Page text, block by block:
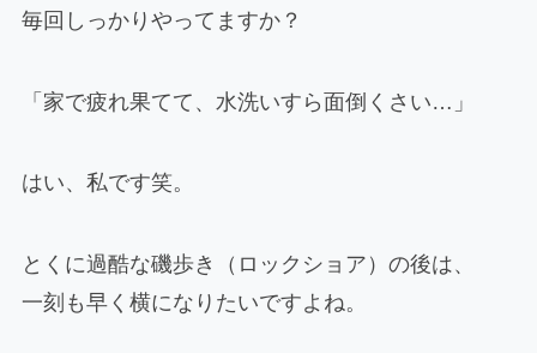
毎回しっかりやってますか？
「家で疲れ果てて、水洗いすら面倒くさい…」
はい、私です笑。
とくに過酷な磯歩き（ロックショア）の後は、
一刻も早く横になりたいですよね。